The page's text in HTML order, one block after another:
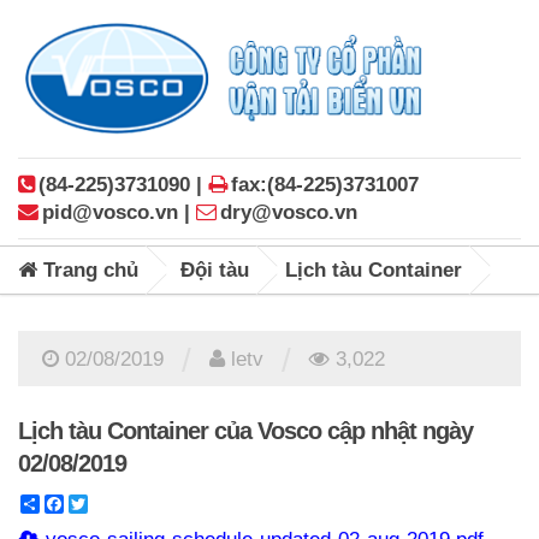
(84-225)3731090 |
fax:(84-225)3731007
pid@vosco.vn |
dry@vosco.vn
Trang chủ Đội tàu Lịch tàu Container
02/08/2019 letv 3,022
Lịch tàu Container của Vosco cập nhật ngày
02/08/2019
ShareFacebook